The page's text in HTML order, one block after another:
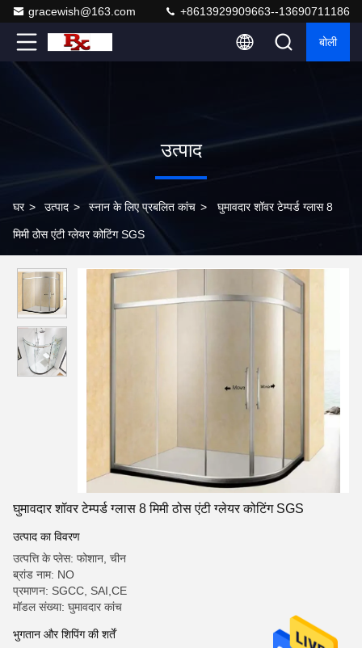
gracewish@163.com +8613929909663--13690711186
बोली
उत्पाद
घर > उत्पाद > स्नान के लिए प्रबलित कांच > घुमावदार शॉवर टेम्पर्ड ग्लास 8
मिमी ठोस एंटी ग्लेयर कोटिंग SGS
घुमावदार शॉवर टेम्पर्ड ग्लास 8 मिमी ठोस एंटी ग्लेयर कोटिंग SGS
उत्पाद का विवरण
उत्पत्ति के प्लेस: फोशान, चीन
ब्रांड नाम: NO
प्रमाणन: SGCC, SAI,CE
मॉडल संख्या: घुमावदार कांच
भुगतान और शिपिंग की शर्तें